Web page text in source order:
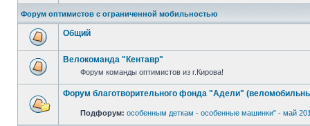
Форум оптимистов с ограниченной мобильностью
Общий
Велокоманда "Кентавр"
Форум команды оптимистов из г.Кирова!
Форум благотворительного фонда "Адели"
Подфорум: особенным деткам - особенные машинки" - май